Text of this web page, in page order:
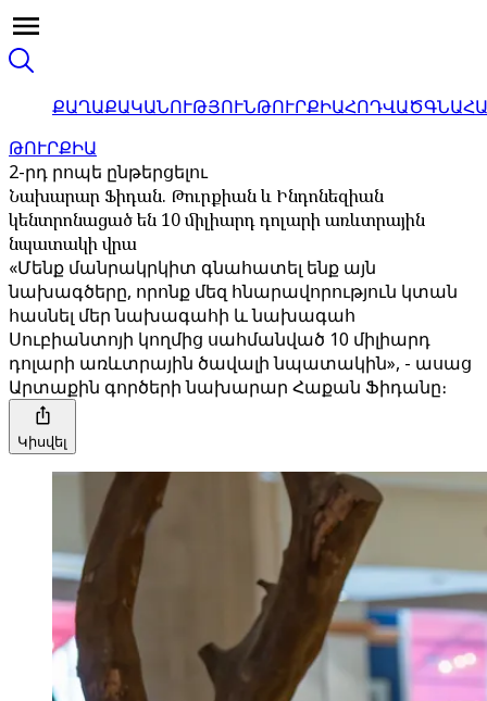
ՔԱՂԱՔԱԿԱՆՈՒԹՅՈՒՆԹՈՒՐՔԻԱՀՈԴՎԱԾ
ԹՈՒՐՔԻԱ
2-րդ րոպե ընթերցելու
Նախարար Ֆիդան. Թուրքիան և Ինդոնեզիան
կենտրոնացած են 10 միլիարդ դոլարի առևտրային
նպատակի վրա
«Մենք մանրակրկիտ գնահատել ենք այն
նախագծերը, որոնք մեզ հնարավորություն կտան
հասնել մեր նախագահի և նախագահ
Սուբիանտոյի կողմից սահմանված 10 միլիարդ
դոլարի առևտրային ծավալի նպատակին», - ասաց
Արտաքին գործերի նախարար Հաքան Ֆիդանը։
Կիսվել